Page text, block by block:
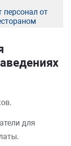
персонал от
для